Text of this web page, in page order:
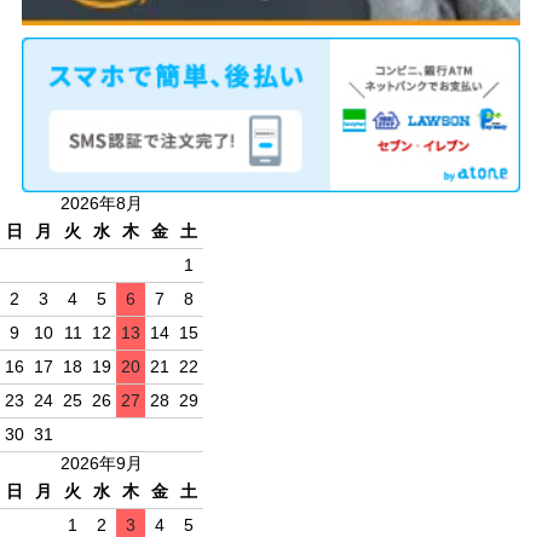
2026年8月
日
月 火 水 木 金
土
1
2
3 4 5 6 7
8
9
10 11 12 13 14 15
16 17 18 19 20 21 22
23 24 25 26 27 28 29
30 31
2026年9月
日
月 火 水 木 金
土
1
2 3 4
5